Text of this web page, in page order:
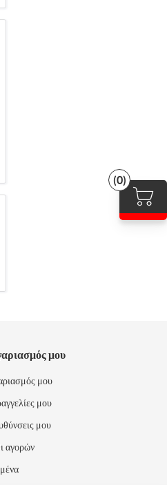
(0)
μου
μου
μου
μου
αγορών